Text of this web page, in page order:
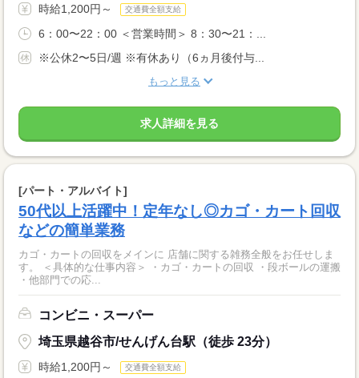
時給1,200円～ 交通費全額支給
6：00〜22：00 ＜営業時間＞ 8：30〜21：...
※公休2〜5日/週 ※有休あり（6ヵ月後付与...
もっと見る
求人詳細を見る
[パート・アルバイト]
50代以上活躍中！定年なし◎カゴ・カート回収
などの簡単業務
カゴ・カートの回収をメインに 店舗に関する雑務全般をお任せしま
す。 ＜具体的な仕事内容＞ ・カゴ・カートの回収 ・段ボールの運搬
・他部門での応...
コンビニ・スーパー
埼玉県越谷市/せんげん台駅（徒歩 23分）
時給1,200円～ 交通費全額支給